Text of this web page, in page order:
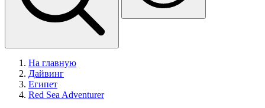
На главную
Дайвинг
Египет
Red Sea Adventurer